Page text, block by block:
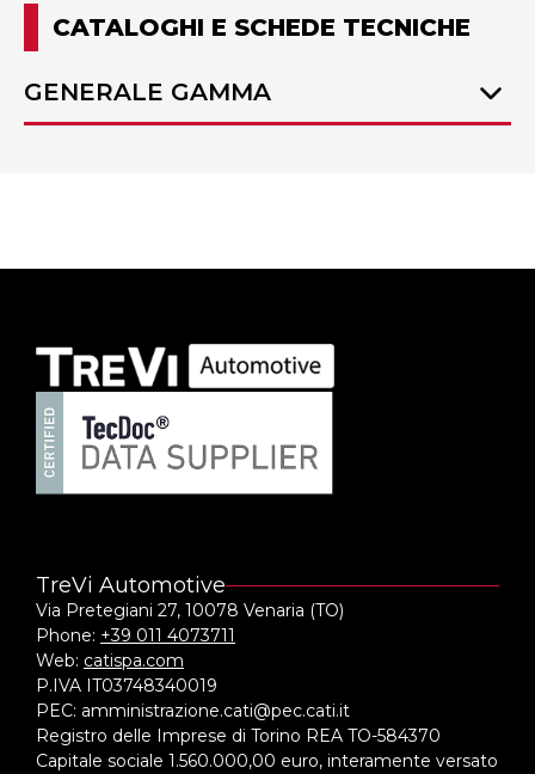
CATALOGHI E SCHEDE TECNICHE
GENERALE GAMMA
TreVi Automotive
Via Pretegiani 27, 10078 Venaria (TO)
Phone: +39 011 4073711
Web: catispa.com
P.IVA IT03748340019
PEC: amministrazione.cati@pec.cati.it
Registro delle Imprese di Torino REA TO-584370
Capitale sociale 1.560.000,00 euro, interamente versato